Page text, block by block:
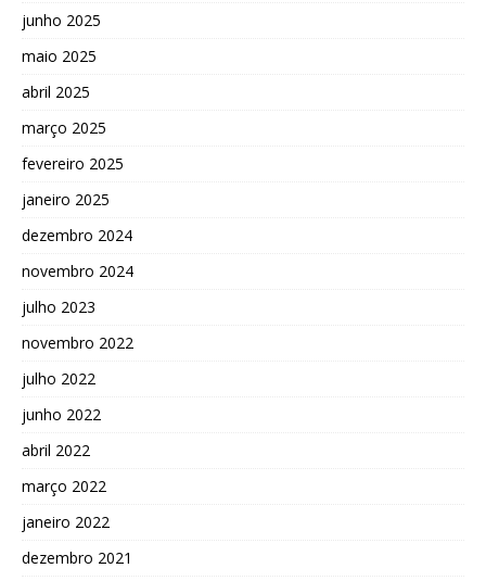
junho 2025
maio 2025
abril 2025
março 2025
fevereiro 2025
janeiro 2025
dezembro 2024
novembro 2024
julho 2023
novembro 2022
julho 2022
junho 2022
abril 2022
março 2022
janeiro 2022
dezembro 2021